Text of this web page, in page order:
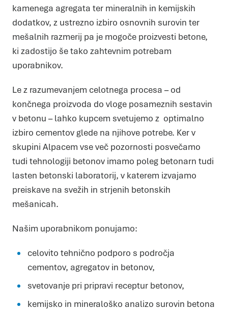
kamenega agregata ter mineralnih in kemijskih
dodatkov, z ustrezno izbiro osnovnih surovin ter
mešalnih razmerij pa je mogoče proizvesti betone,
ki zadostijo še tako zahtevnim potrebam
uporabnikov.
Le z razumevanjem celotnega procesa – od
končnega proizvoda do vloge posameznih sestavin
v betonu – lahko kupcem svetujemo z optimalno
izbiro cementov glede na njihove potrebe. Ker v
skupini Alpacem vse več pozornosti posvečamo
tudi tehnologiji betonov imamo poleg betonarn tudi
lasten betonski laboratorij, v katerem izvajamo
preiskave na svežih in strjenih betonskih
mešanicah.
Našim uporabnikom ponujamo:
celovito tehnično podporo s področja
cementov, agregatov in betonov,
svetovanje pri pripravi receptur betonov,
kemijsko in mineraloško analizo surovin betona
oglaševanja in analitike, ki jih morda kombinirajo z drugimi
informacijami, ki ste jim jih posredovali ali pa so jih zbrali skozi
vašo uporabo njihovih storitev.
Več o piškotkih
Zahtevani
Zahtevani piškotki naredijo spletno stran uporabno, saj
dostop do varnih območij spletne strani. Spletna stran
Statistika
razumeti, kako obiskovalci uporabljajo spletno stran
tako, da anonimno zbirajo in javljajo informacije.
Marketing
uporabnikom prek spletnih strani. Namen je prikazovanje
oglasov, ki so primerni in zanimivi za posameznega